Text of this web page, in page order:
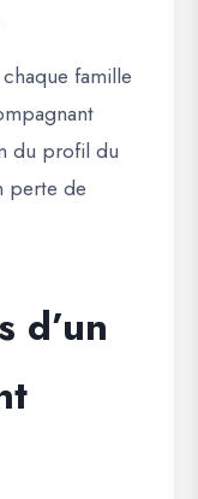
famille
du profil du
perte de
d’un